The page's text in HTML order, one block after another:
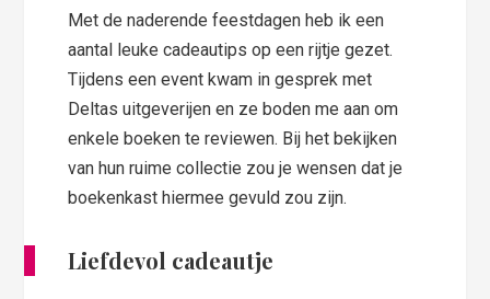
Met de naderende feestdagen heb ik een
aantal leuke cadeautips op een rijtje gezet.
Tijdens een event kwam in gesprek met
Deltas uitgeverijen en ze boden me aan om
enkele boeken te reviewen. Bij het bekijken
van hun ruime collectie zou je wensen dat je
boekenkast hiermee gevuld zou zijn.
Liefdevol cadeautje